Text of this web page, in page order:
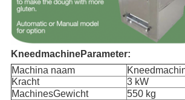
KneedmachineParameter:
Machina naam
Kracht
3 kW
MachinesGewicht
550 kg